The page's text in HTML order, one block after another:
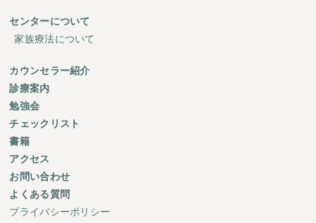
センターについて
家族療法について
カウンセラー紹介
診療案内
勉強会
チェックリスト
書籍
アクセス
お問い合わせ
よくある質問
プライバシーポリシー